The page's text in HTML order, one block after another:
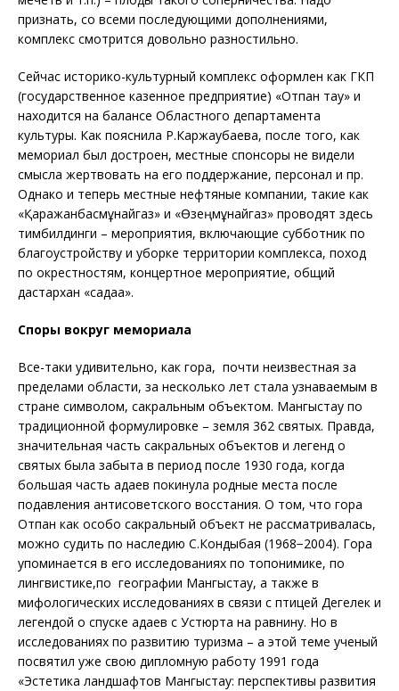
признать, со всеми последующими дополнениями,
комплекс смотрится довольно разностильно.
Сейчас историко-культурный комплекс оформлен как ГКП
(государственное казенное предприятие) «Отпан тау» и
находится на балансе Областного департамента
культуры. Как пояснила Р.Каржаубаева, после того, как
мемориал был достроен, местные спонсоры не видели
смысла жертвовать на его поддержание, персонал и пр.
Однако и теперь местные нефтяные компании, такие как
«Қаражанбасмұнайгаз» и «Өзеңмұнайгаз» проводят здесь
тимбилдинги – мероприятия, включающие субботник по
благоустройству и уборке территории комплекса, поход
по окрестностям, концертное мероприятие, общий
дастархан «садақа».
Споры вокруг мемориала
Все-таки удивительно, как гора, почти неизвестная за
пределами области, за несколько лет стала узнаваемым в
стране символом, сакральным объектом. Мангыстау по
традиционной формулировке – земля 362 святых. Правда,
значительная часть сакральных объектов и легенд о
святых была забыта в период после 1930 года, когда
большая часть адаев покинула родные места после
подавления антисоветского восстания. О том, что гора
Отпан как особо сакральный объект не рассматривалась,
можно судить по наследию С.Кондыбая (1968−2004). Гора
упоминается в его исследованиях по топонимике, по
лингвистике,по географии Мангыстау, а также в
мифологических исследованиях в связи с птицей Дегелек и
легендой о спуске адаев с Устюрта на равнину. Но в
исследованиях по развитию туризма – а этой теме ученый
посвятил уже свою дипломную работу 1991 года
«Эстетика ландшафтов Мангыстау: перспективы развития